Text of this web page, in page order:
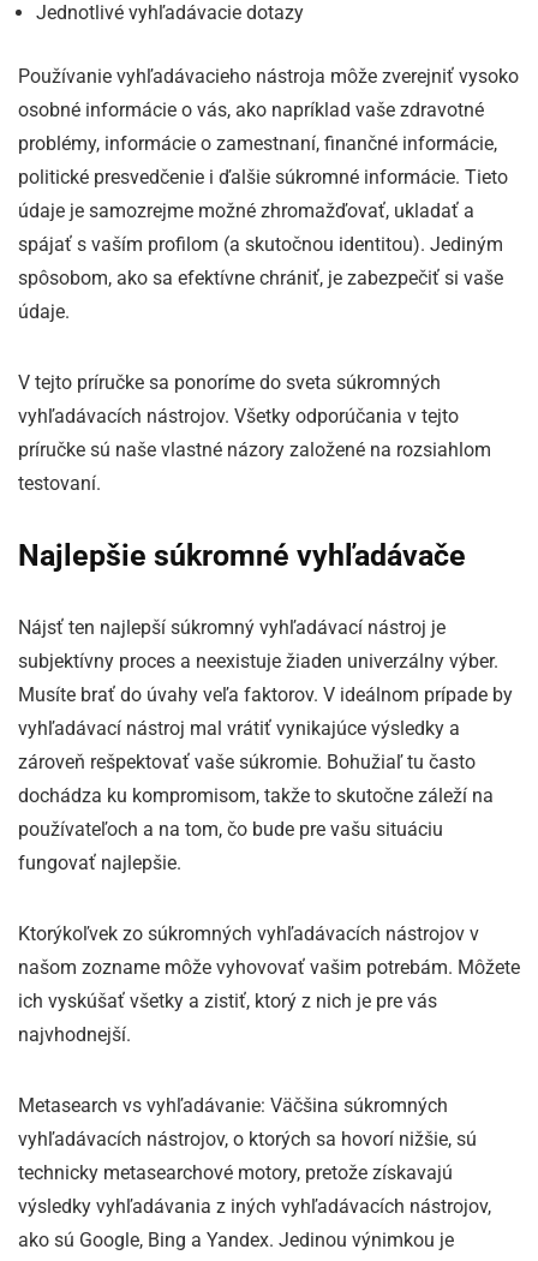
Jednotlivé vyhľadávacie dotazy
Používanie vyhľadávacieho nástroja môže zverejniť vysoko
osobné informácie o vás, ako napríklad vaše zdravotné
problémy, informácie o zamestnaní, finančné informácie,
politické presvedčenie i ďalšie súkromné ​​informácie. Tieto
údaje je samozrejme možné zhromažďovať, ukladať a
spájať s vaším profilom (a skutočnou identitou). Jediným
spôsobom, ako sa efektívne chrániť, je zabezpečiť si vaše
údaje.
V tejto príručke sa ponoríme do sveta súkromných
vyhľadávacích nástrojov. Všetky odporúčania v tejto
príručke sú naše vlastné názory založené na rozsiahlom
testovaní.
Najlepšie súkromné ​​vyhľadávače
Nájsť ten najlepší súkromný vyhľadávací nástroj je
subjektívny proces a neexistuje žiaden univerzálny výber.
Musíte brať do úvahy veľa faktorov. V ideálnom prípade by
vyhľadávací nástroj mal vrátiť vynikajúce výsledky a
zároveň rešpektovať vaše súkromie. Bohužiaľ tu často
dochádza ku kompromisom, takže to skutočne záleží na
používateľoch a na tom, čo bude pre vašu situáciu
fungovať najlepšie.
Ktorýkoľvek zo súkromných vyhľadávacích nástrojov v
našom zozname môže vyhovovať vašim potrebám. Môžete
ich vyskúšať všetky a zistiť, ktorý z nich je pre vás
najvhodnejší.
Metasearch vs vyhľadávanie: Väčšina súkromných
vyhľadávacích nástrojov, o ktorých sa hovorí nižšie, sú
technicky metasearchové motory, pretože získavajú
výsledky vyhľadávania z iných vyhľadávacích nástrojov,
ako sú Google, Bing a Yandex. Jedinou výnimkou je